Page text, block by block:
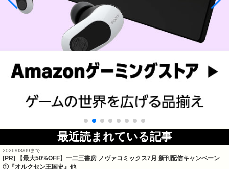
最近読まれている記事
2026/08/09まで
[PR] 【最大50%OFF】一二三書房 ノヴァコミックス7月 新刊配信キャンペーン
①『オルクセン王国史』他